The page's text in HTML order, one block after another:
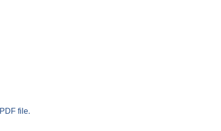
file.